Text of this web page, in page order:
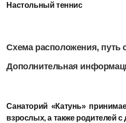
Настольный теннис
Схема расположения, путь
Дополнительная
Санаторий «Катунь»
взрослых, а также родителей с